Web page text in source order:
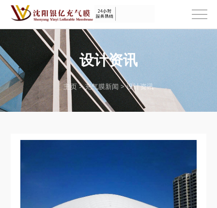
设计资讯
主页>充气膜新闻 >设计资讯